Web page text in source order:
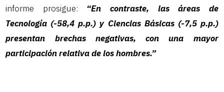
informe prosigue: “En contraste, las áreas de
Tecnología (-58,4 p.p.) y Ciencias Básicas (-7,5 p.p.)
presentan brechas negativas, con una mayor
participación relativa de los hombres.”